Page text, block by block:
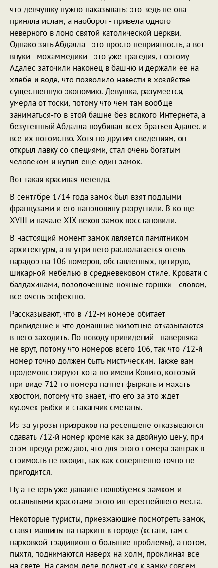
что девчушку нужно наказывать: это ведь не она
приняла ислам, а наоборот - привела одного
неверного в лоно святой католической церкви.
Однако зять Абдалла - это просто неприятность, а вот
внуки - мохаммедики - это уже трагедия, поэтому
Адалес заточили наконец в башню и держали ее на
хлебе и воде, что позволило навести в хозяйстве
существенную экономию. Девушка, разумеется,
умерла от тоски, потому что чем там вообще
заниматься-то в этой башне без всякого Интернета, а
безутешный Абдалла поубивал всех братьев Адалес и
все их потомство. Хотя по другим сведениям, он
открыл лавку со специями, стал очень богатым
человеком и купил еще один замок.
Вот такая красивая легенда.
В сентябре 1714 года замок был взят подлыми
французами и его наполовину разрушили. В конце
XVIII и начале XIX веков замок восстановили.
В настоящий момент замок является памятником
архитектуры, а внутри него располагается отель-
парадор на 106 номеров, обставленных, цитирую,
шикарной мебелью в средневековом стиле. Кровати с
балдахинами, позолоченные ночные горшки - словом,
все очень эффектно.
Рассказывают, что в 712-м номере обитает
привидение и что домашние животные отказываются
в него заходить. По поводу привидений - наверняка
не врут, потому что номеров всего 106, так что 712-й
номер точно должен быть мистическим. Также вам
продемонстрируют кота по имени Копито, который
при виде 712-го номера начнет фыркать и махать
хвостом, потому что знает, что его за это ждет
кусочек рыбки и стаканчик сметаны.
Из-за угрозы призраков на ресепшене отказываются
сдавать 712-й номер кроме как за двойную цену, при
этом предупреждают, что для этого номера завтрак в
стоимость не входит, так как совершенно точно не
пригодится.
Ну а теперь уже давайте полюбуемся замком и
остальными красотами этого интереснейшего места.
Некоторые туристы, приезжающие посмотреть замок,
ставят машины на паркинг в городе (кстати, там с
парковкой традиционно большие проблемы), а потом,
пыхтя, поднимаются наверх на холм, проклиная все
на свете. На самом деле подняться к замку совсем